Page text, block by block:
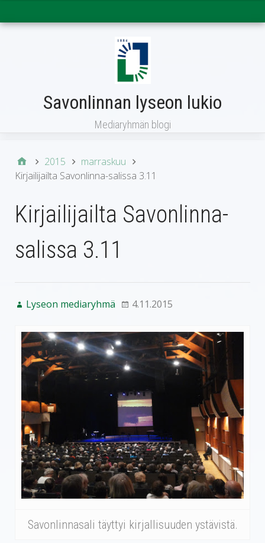
Savonlinnan lyseon lukio
Mediaryhmän blogi
2015
marraskuu
Kirjailijailta Savonlinna-salissa 3.11
Kirjailijailta Savonlinna-
salissa 3.11
Lyseon mediaryhmä 4.11.2015
Savonlinnasali täyttyi kirjallisuuden ystävistä.